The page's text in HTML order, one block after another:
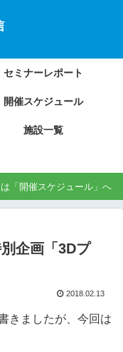
セミナーレポート
開催スケジュール
施設一覧
「開催スケジュール」へ
企画「3Dプ
2018.02.13
きましたが、今回は